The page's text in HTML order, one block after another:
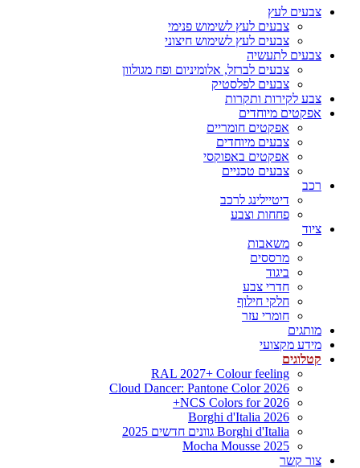
צבעים לעץ
צבעים לעץ לשימוש פנימי
צבעים לעץ לשימוש חיצוני
צבעים לתעשיה
צבעים לברזל, אלומיניום ופח מגולוון
צבעים לפלסטיק
צבע לקירות ותקרות
אפקטים מיוחדים
אפקטים חומריים
צבעים מיוחדים
אפקטים באפוקסי
צבעים טכניים
רכב
דיטיילינג לרכב
פחחות וצבע
ציוד
משאבות
מרססים
ביגוד
חדרי צבע
חלקי חילוף
חומרי עזר
מותגים
מידע מקצועי
קטלוגים
RAL 2027+ Colour feeling
Cloud Dancer: Pantone Color 2026
NCS Colors for 2026+
Borghi d'Italia 2026
Borghi d'Italia גוונים חדשים 2025
Mocha Mousse 2025
צור קשר